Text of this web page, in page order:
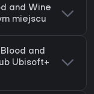
and Wine
miejscu
and
Ubisoft+